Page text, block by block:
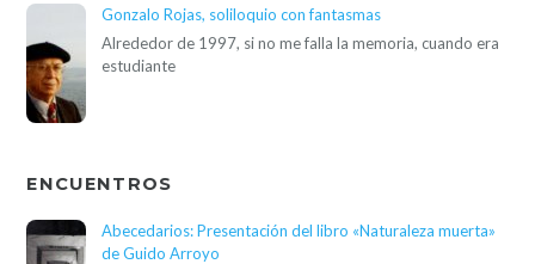
Gonzalo Rojas, soliloquio con fantasmas
Alrededor de 1997, si no me falla la memoria, cuando era
estudiante
ENCUENTROS
Abecedarios: Presentación del libro «Naturaleza muerta»
de Guido Arroyo